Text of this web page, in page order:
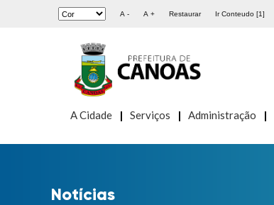
A - A + Restaurar Ir Conteudo [1]
A Cidade Serviços Administração
Notícias